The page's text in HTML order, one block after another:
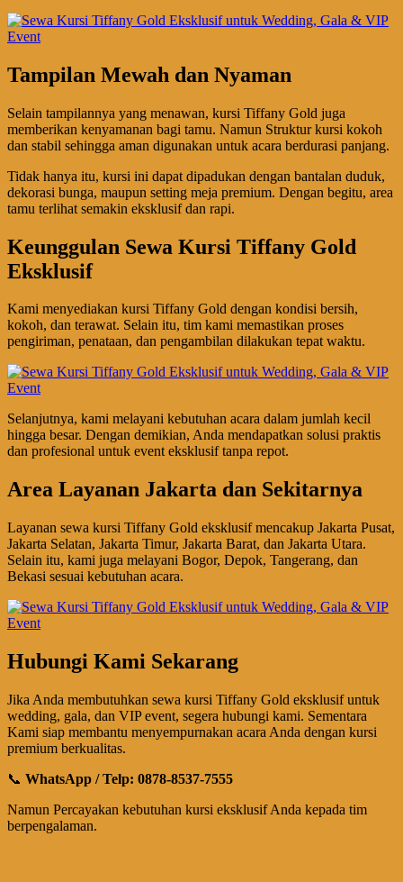
Tampilan Mewah dan Nyaman
Selain tampilannya yang menawan, kursi Tiffany Gold juga
memberikan kenyamanan bagi tamu. Namun Struktur kursi kokoh
dan stabil sehingga aman digunakan untuk acara berdurasi panjang.
Tidak hanya itu, kursi ini dapat dipadukan dengan bantalan duduk,
dekorasi bunga, maupun setting meja premium. Dengan begitu, area
tamu terlihat semakin eksklusif dan rapi.
Keunggulan Sewa Kursi Tiffany Gold
Eksklusif
Kami menyediakan kursi Tiffany Gold dengan kondisi bersih,
kokoh, dan terawat. Selain itu, tim kami memastikan proses
pengiriman, penataan, dan pengambilan dilakukan tepat waktu.
Selanjutnya, kami melayani kebutuhan acara dalam jumlah kecil
hingga besar. Dengan demikian, Anda mendapatkan solusi praktis
dan profesional untuk event eksklusif tanpa repot.
Area Layanan Jakarta dan Sekitarnya
Layanan sewa kursi Tiffany Gold eksklusif mencakup Jakarta Pusat,
Jakarta Selatan, Jakarta Timur, Jakarta Barat, dan Jakarta Utara.
Selain itu, kami juga melayani Bogor, Depok, Tangerang, dan
Bekasi sesuai kebutuhan acara.
Hubungi Kami Sekarang
Jika Anda membutuhkan sewa kursi Tiffany Gold eksklusif untuk
wedding, gala, dan VIP event, segera hubungi kami. Sementara
Kami siap membantu menyempurnakan acara Anda dengan kursi
premium berkualitas.
📞 WhatsApp / Telp: 0878-8537-7555
Namun Percayakan kebutuhan kursi eksklusif Anda kepada tim
berpengalaman.